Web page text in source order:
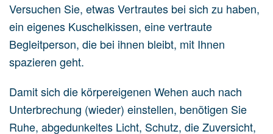
Versuchen Sie, etwas Vertrautes bei sich zu haben,
ein eigenes Kuschelkissen, eine vertraute
Begleitperson, die bei ihnen bleibt, mit Ihnen
spazieren geht.
Damit sich die körpereigenen Wehen auch nach
Unterbrechung (wieder) einstellen, benötigen Sie
Ruhe, abgedunkeltes Licht, Schutz, die Zuversicht,